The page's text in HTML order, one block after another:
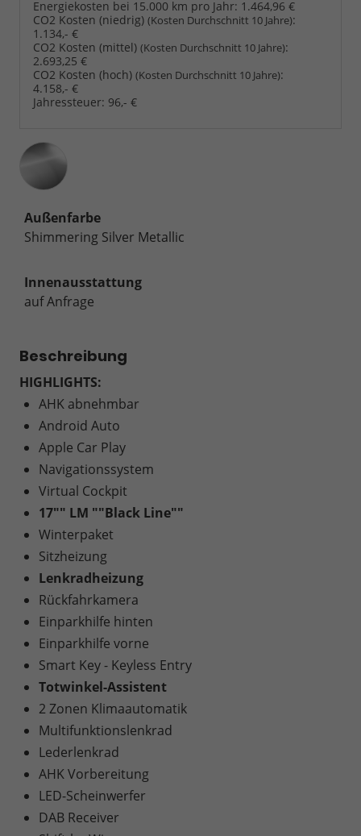
Energiekosten bei 15.000 km pro Jahr: 1.464,96 €
CO2 Kosten (niedrig) (Kosten Durchschnitt 10 Jahre):
1.134,- €
CO2 Kosten (mittel) (Kosten Durchschnitt 10 Jahre):
2.693,25 €
CO2 Kosten (hoch) (Kosten Durchschnitt 10 Jahre):
4.158,- €
Jahressteuer: 96,- €
Außenfarbe
Shimmering Silver Metallic
Innenausstattung
auf Anfrage
Beschreibung
HIGHLIGHTS:
AHK abnehmbar
Android Auto
Apple Car Play
Navigationssystem
Virtual Cockpit
17"" LM ""Black Line""
Winterpaket
Sitzheizung
Lenkradheizung
Rückfahrkamera
Einparkhilfe hinten
Einparkhilfe vorne
Smart Key - Keyless Entry
Totwinkel-Assistent
2 Zonen Klimaautomatik
Multifunktionslenkrad
Lederlenkrad
AHK Vorbereitung
LED-Scheinwerfer
DAB Receiver